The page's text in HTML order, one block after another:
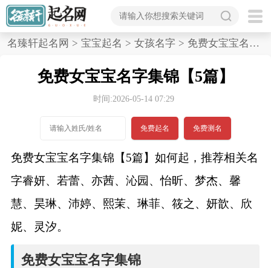
首
名
名臻轩起名网 > 宝宝起名 > 女孩名字 > 免费女宝宝名字集锦,5篇
免费女宝宝名字集锦【5篇】
时间:2026-05-14 07:29
免费起名 免费测名
免费女宝宝名字集锦【5篇】如何起，推荐相关名
字睿妍、若蕾、亦茜、沁园、怡昕、梦杰、馨
慧、昊琳、沛婷、熙茉、琳菲、筱之、妍歆、欣
妮、灵汐。
免费女宝宝名字集锦